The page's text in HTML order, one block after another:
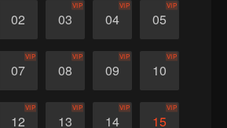
02 03
VIP
04
VIP
05
VIP
07
VIP
08
VIP
09
VIP
10
VIP
12
VIP
13
VIP
14
VIP
15
VIP